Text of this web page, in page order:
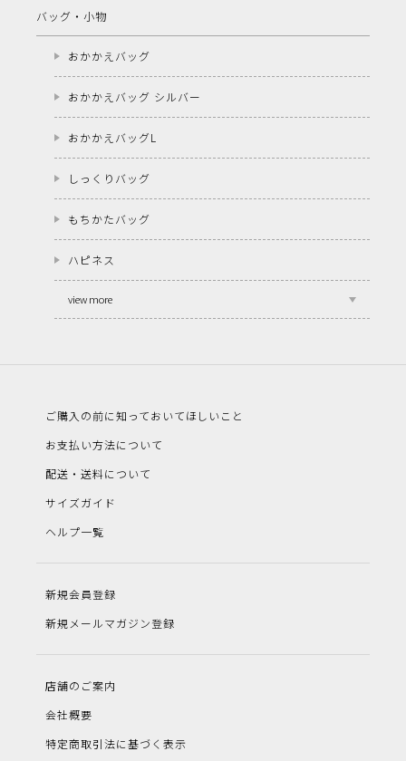
バッグ・小物
おかかえバッグ
おかかえバッグ シルバー
おかかえバッグL
しっくりバッグ
もちかたバッグ
ハピネス
view more
ご購入の前に知っておいてほしいこと
お支払い方法について
配送・送料について
サイズガイド
ヘルプ一覧
新規会員登録
新規メールマガジン登録
店舗のご案内
会社概要
特定商取引法に基づく表示